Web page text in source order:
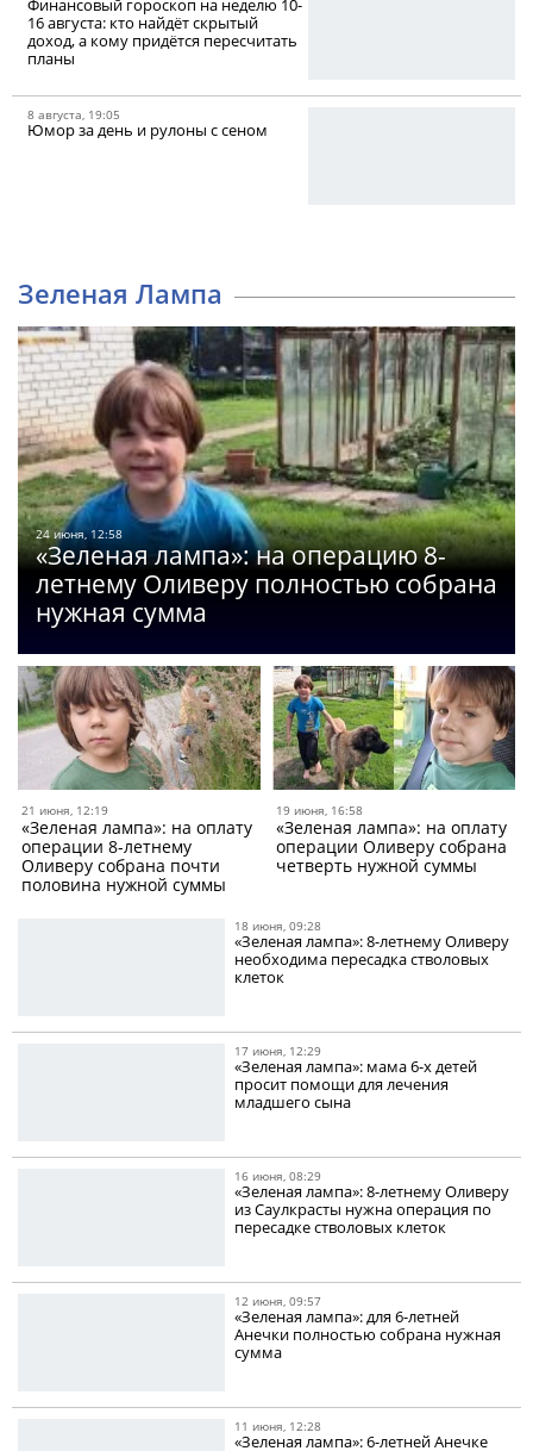
Финансовый гороскоп на неделю 10-
16 августа: кто найдёт скрытый
доход, а кому придётся пересчитать
планы
8 августа, 19:05
Юмор за день и рулоны с сеном
Зеленая Лампа
24 июня, 12:58
«Зеленая лампа»: на операцию 8-
летнему Оливеру полностью собрана
нужная сумма
21 июня, 12:19
«Зеленая лампа»: на оплату
операции 8-летнему
Оливеру собрана почти
половина нужной суммы
19 июня, 16:58
«Зеленая лампа»: на оплату
операции Оливеру собрана
четверть нужной суммы
18 июня, 09:28
«Зеленая лампа»: 8-летнему Оливеру
необходима пересадка стволовых
клеток
17 июня, 12:29
«Зеленая лампа»: мама 6-х детей
просит помощи для лечения
младшего сына
16 июня, 08:29
«Зеленая лампа»: 8-летнему Оливеру
из Саулкрасты нужна операция по
пересадке стволовых клеток
12 июня, 09:57
«Зеленая лампа»: для 6-летней
Анечки полностью собрана нужная
сумма
11 июня, 12:28
«Зеленая лампа»: 6-летней Анечке